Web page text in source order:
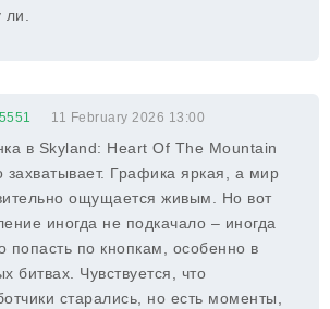
ли.
11 February 2026 13:00
в Skyland: Heart Of The Mountain
захватывает. Графика яркая, а мир
ощущается живым. Но вот
иногда не подкачало – иногда
попасть по кнопкам, особенно в
битвах. Чувствуется, что
старались, но есть моменты,